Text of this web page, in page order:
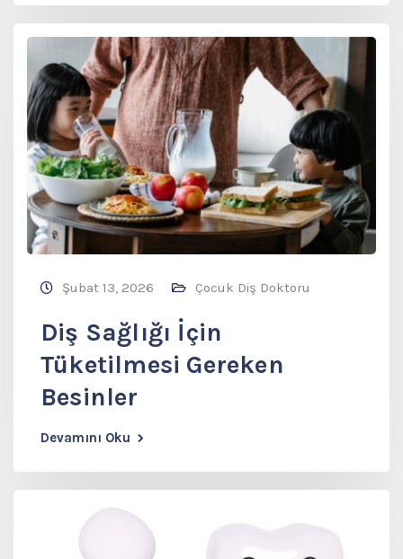
Şubat 13, 2026 Çocuk Diş Doktoru
Diş Sağlığı İçin
Tüketilmesi Gereken
Besinler
Devamını Oku